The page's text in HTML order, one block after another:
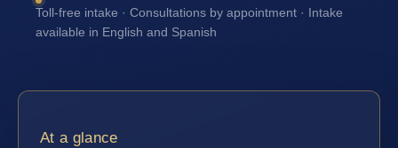
Toll-free intake · Consultations by appointment · Intake
available in English and Spanish
At a glance